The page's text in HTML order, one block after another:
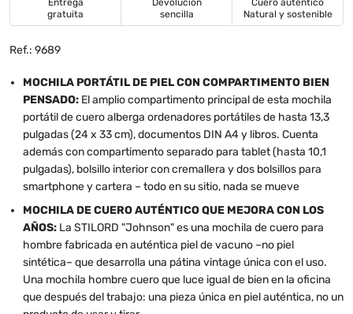
Entrega
gratuita
Devolución
sencilla
Cuero auténtico
Natural y sostenible
Ref.: 9689
MOCHILA PORTÁTIL DE PIEL CON COMPARTIMENTO BIEN
PENSADO: El amplio compartimento principal de esta mochila
portátil de cuero alberga ordenadores portátiles de hasta 13,3
pulgadas (24 x 33 cm), documentos DIN A4 y libros. Cuenta
además con compartimento separado para tablet (hasta 10,1
pulgadas), bolsillo interior con cremallera y dos bolsillos para
smartphone y cartera – todo en su sitio, nada se mueve
MOCHILA DE CUERO AUTÉNTICO QUE MEJORA CON LOS
AÑOS: La STILORD "Johnson" es una mochila de cuero para
hombre fabricada en auténtica piel de vacuno –no piel
sintética– que desarrolla una pátina vintage única con el uso.
Una mochila hombre cuero que luce igual de bien en la oficina
que después del trabajo: una pieza única en piel auténtica, no un